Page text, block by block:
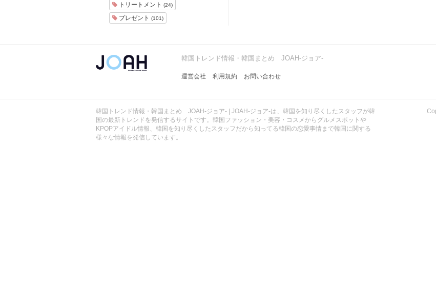
J
O
ジ
ョ
トリートメント (24)
プレゼント (101)
韓国トレンド情報・韓国まとめ JOAH-ジョア-
運営会社 利用規約 お問い合わせ
韓国トレンド情報・韓国まとめ JOAH-ジョア- | JOAH-ジョア-は、韓国を知り尽くしたスタッフが韓
国の最新トレンドを発信するサイトです。韓国ファッション・美容・コスメからグルメスポットや
KPOPアイドル情報、韓国を知り尽くしたスタッフだから知ってる韓国の恋愛事情まで韓国に関する
様々な情報を発信しています。